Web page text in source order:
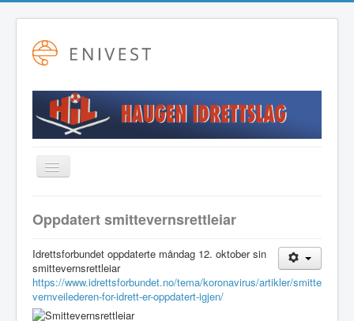
Toggle
Navigation
Alpint
Fotball
Friidrett
Langrenn
Oppdatert smittevernsrettleiar
Idrettsforbundet oppdaterte måndag 12. oktober sin
smittevernsrettleiar
https://www.idrettsforbundet.no/tema/koronavirus/artikler/smitte
vernveilederen-for-idrett-er-oppdatert-igjen/